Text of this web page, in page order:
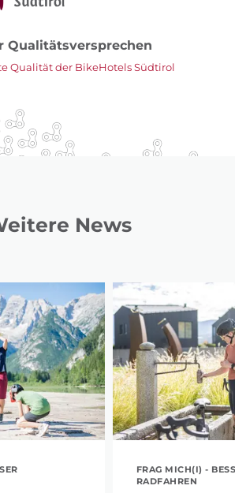
Qualitätsversprechen
Qualität der BikeHotels Südtirol
News
FRAG MICH(I) -
RADFAHREN